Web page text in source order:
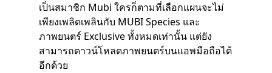
เป็นสมาชิก Mubi ใครก็ตามที่เลือกแผนจะไม่
เพียงเพลิดเพลินกับ MUBI Species และ
ภาพยนตร์ Exclusive ทั้งหมดเท่านั้น แต่ยัง
สามารถดาวน์โหลดภาพยนตร์บนแอพมือถือได้
อีกด้วย